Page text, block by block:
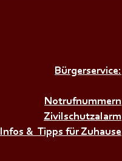
Bürgerservice:
Notrufnummern
Zivilschutzalarm
Infos & Tipps für Zuhause